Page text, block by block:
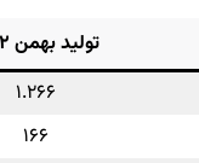
تولید بهمن ۱۴۰۲
۱.۲۶۶
۱۶۶